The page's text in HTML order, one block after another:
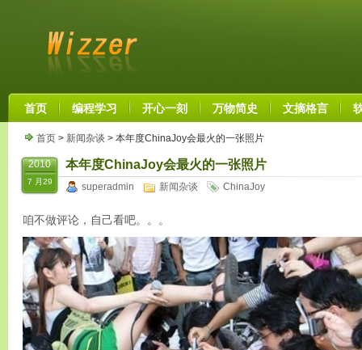
首页 编程学习 开心一刻 万物简史 文摘格言
首页 > 新闻杂谈 > 本年度ChinaJoy会最火的一张照片
2010
7 月29
本年度ChinaJoy会最火的一张照片
superadmin 新闻杂谈 ChinaJoy
咱不做评论，自己看吧。。。